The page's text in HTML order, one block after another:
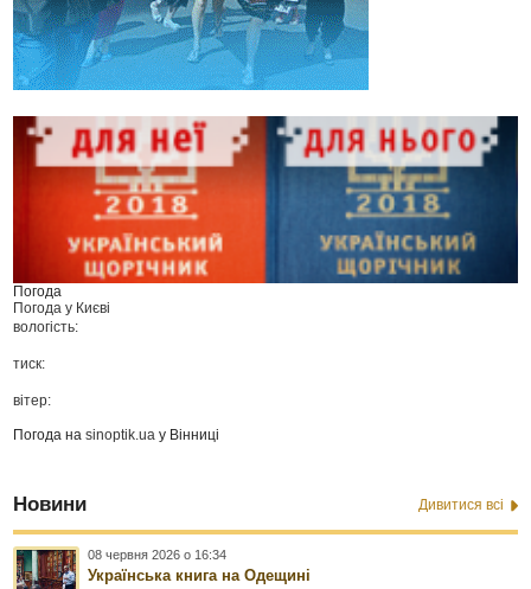
Погода
Погода у Києві
вологість:
тиск:
вітер:
Погода наsinoptik.ua у Вінниці
Новини Дивитися всі
08 червня 2026 о 16:34
Українська книга на Одещині